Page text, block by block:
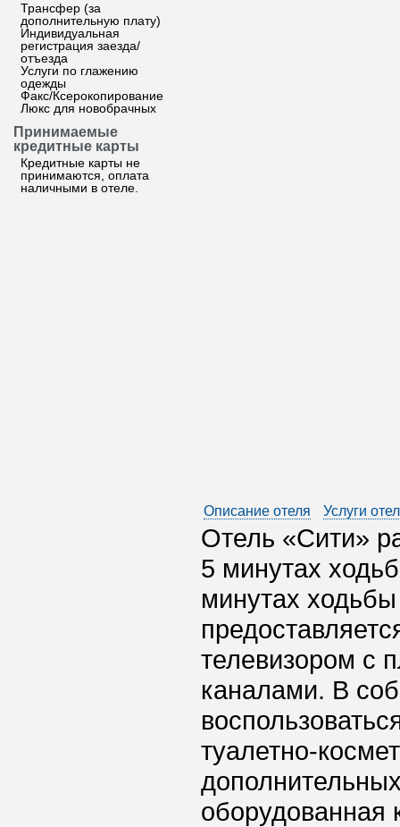
Трансфер (за
дополнительную плату)
Индивидуальная
регистрация заезда/
отъезда
Услуги по глажению
одежды
Факс/Ксерокопирование
Люкс для новобрачных
Принимаемые
кредитные карты
Кредитные карты не
принимаются, оплата
наличными в отеле.
Описание отеля Услуги
Отель «Сити»
5 минутах
минутах
телевизором с
каналами. В
туалетно-
оборудованная